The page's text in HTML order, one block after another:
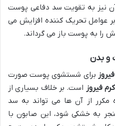
آن نیز به تقویت سد دفاعی پوست
عوامل تحریک کننده افزایش می
را به پوست باز می گرداند.
و بدن
برای شستشوی پوست صورت
فیروز است. بر خلاف بسیاری از
مکرر از آن ها می تواند به سد
به خشکی شود، این صابون با